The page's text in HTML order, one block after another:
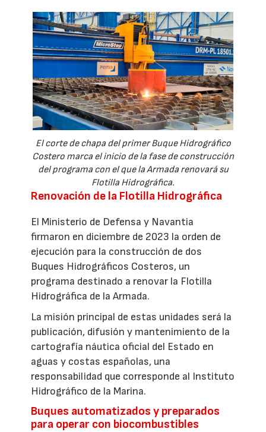
El corte de chapa del primer Buque Hidrográfico
Costero marca el inicio de la fase de construcción
del programa con el que la Armada renovará su
Flotilla Hidrográfica.
Renovación de la Flotilla Hidrográfica
El Ministerio de Defensa y Navantia
firmaron en diciembre de 2023 la orden de
ejecución para la construcción de dos
Buques Hidrográficos Costeros, un
programa destinado a renovar la Flotilla
Hidrográfica de la Armada.
La misión principal de estas unidades será la
publicación, difusión y mantenimiento de la
cartografía náutica oficial del Estado en
aguas y costas españolas, una
responsabilidad que corresponde al Instituto
Hidrográfico de la Marina.
Buques automatizados y preparados
para operar con biocombustibles